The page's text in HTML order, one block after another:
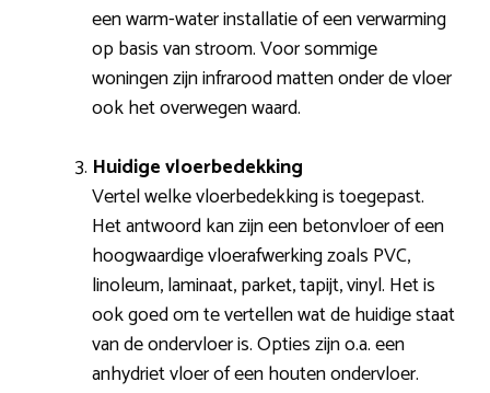
een warm-water installatie of een verwarming
op basis van stroom. Voor sommige
woningen zijn infrarood matten onder de vloer
ook het overwegen waard.
Huidige vloerbedekking
Vertel welke vloerbedekking is toegepast.
Het antwoord kan zijn een betonvloer of een
hoogwaardige vloerafwerking zoals PVC,
linoleum, laminaat, parket, tapijt, vinyl. Het is
ook goed om te vertellen wat de huidige staat
van de ondervloer is. Opties zijn o.a. een
anhydriet vloer of een houten ondervloer.